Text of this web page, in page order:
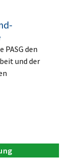
PASG den
und der